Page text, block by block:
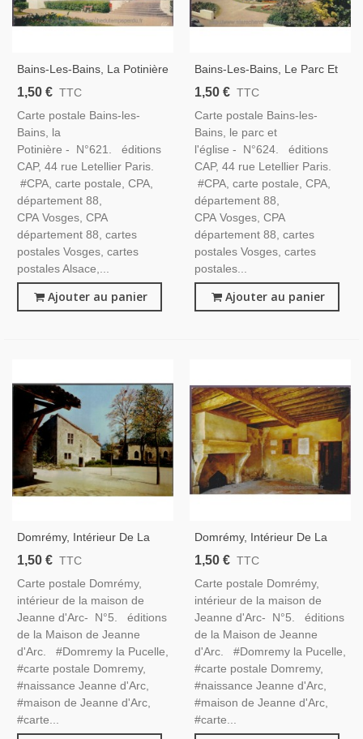
Bains-Les-Bains, La Potinière
- Cartes Postales Vosges 88
1,50 € TTC
Carte postale Bains-les-
Bains, la
Potinière - N°621. éditions
CAP, 44 rue Letellier Paris.
#CPA, carte postale, CPA,
département 88,
CPA Vosges, CPA
département 88, cartes
postales Vosges, cartes
postales Alsace,...
Ajouter au panier
Bains-Les-Bains, Le Parc Et
L'église - Cartes Postales
1,50 € TTC
Carte postale Bains-les-
Bains, le parc et
l'église - N°624. éditions
CAP, 44 rue Letellier Paris.
#CPA, carte postale, CPA,
département 88,
CPA Vosges, CPA
département 88, cartes
postales Vosges, cartes
postales...
Ajouter au panier
Domrémy, Intérieur De La
Maison De Jeanne D'Arc,
Jeanne D'Arc,
1,50 € TTC
Carte postale Domrémy,
intérieur de la maison de
Jeanne d'Arc- N°5. éditions
de la Maison de Jeanne
d'Arc. #Domremy la Pucelle,
#carte postale Domremy,
#naissance Jeanne d'Arc,
#maison de Jeanne d'Arc,
#carte...
Domrémy, Intérieur De La
Maison De Jeanne D'Arc,
Jeanne D'Arc,
1,50 € TTC
Carte postale Domrémy,
intérieur de la maison de
Jeanne d'Arc- N°5. éditions
de la Maison de Jeanne
d'Arc. #Domremy la Pucelle,
#carte postale Domremy,
#naissance Jeanne d'Arc,
#maison de Jeanne d'Arc,
#carte...